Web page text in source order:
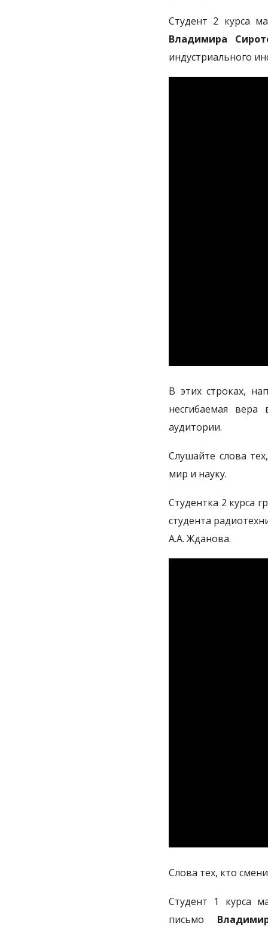
Студент 2 курса
Владимира
индустриального
В этих строках,
несгибаемая
аудитории.
Слушайте слова
мир и науку.
Студентка 2 курса
студента
А.А. Жданова.
Слова тех, кто
Студент 1 курса
письмо